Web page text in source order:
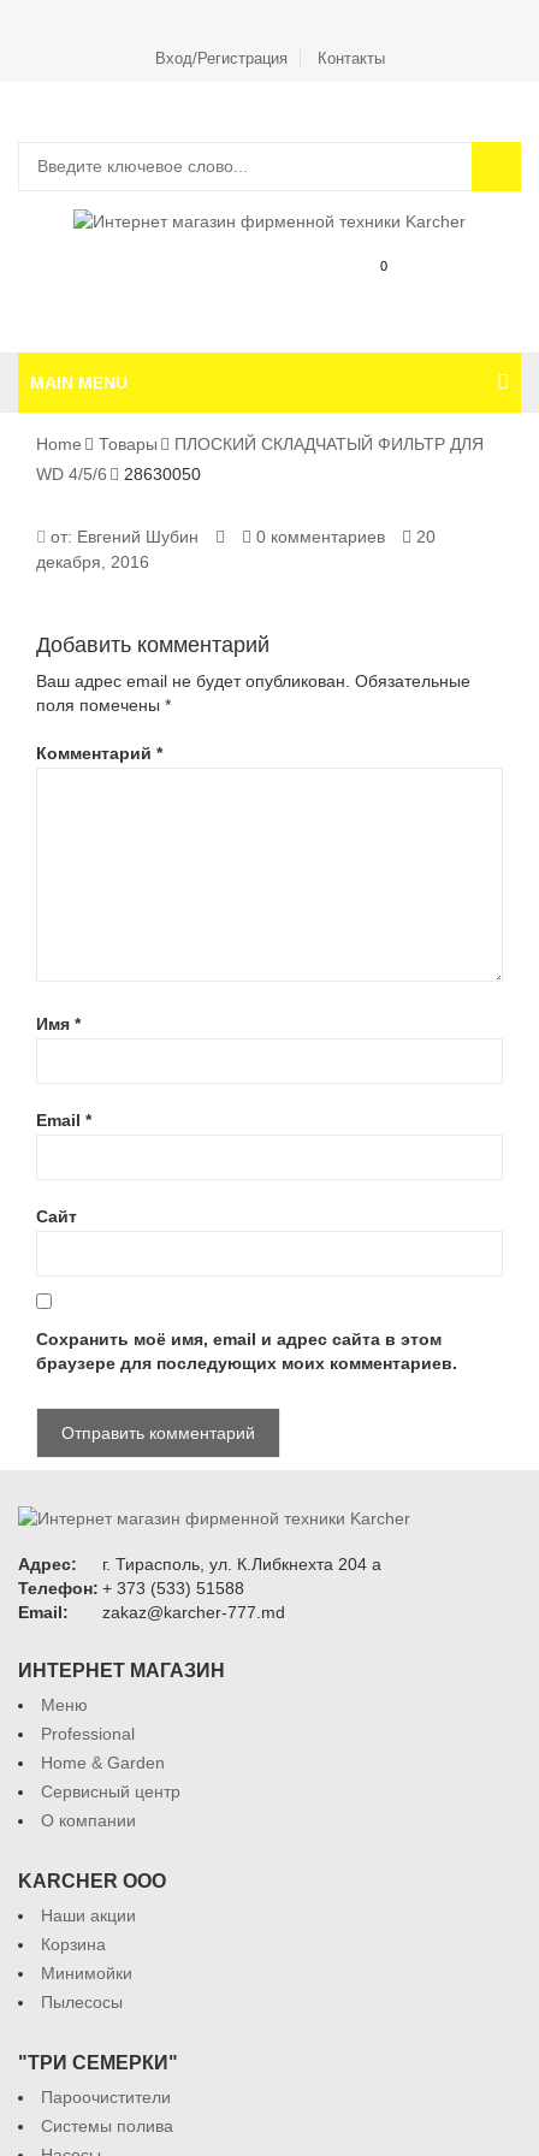
Вход/Регистрация Контакты
0
MAIN MENU
Home Товары
ПЛОСКИЙ СКЛАДЧАТЫЙ ФИЛЬТР ДЛЯ
WD 4/5/6
28630050
28630050
от: Евгений Шубин 0 комментариев
20
декабря, 2016
Добавить комментарий
Ваш адрес email не будет опубликован. Обязательные
поля помечены *
Комментарий *
Имя *
Email *
Сайт
Сохранить моё имя, email и адрес сайта в этом
браузере для последующих моих комментариев.
Адрес:
г. Тирасполь, ул. К.Либкнехта 204 а
Телефон: + 373 (533) 51588
Email:
zakaz@karcher-777.md
ИНТЕРНЕТ МАГАЗИН
Меню
Professional
Home & Garden
Сервисный центр
О компании
KARCHER ООО
Наши акции
Корзина
Минимойки
Пылесосы
"ТРИ СЕМЕРКИ"
Пароочистители
Системы полива